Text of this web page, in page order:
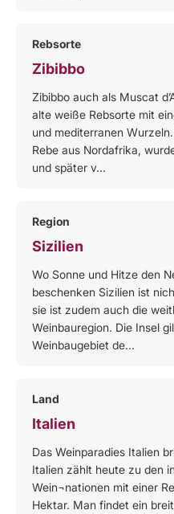
Rebsorte
Zibibbo
Zibibbo auch als Muscat
alte weiße Rebsorte mit
und mediterranen
Rebe aus Nordafrika,
und später v...
Region
Sizilien
Wo Sonne und Hitze den
beschenken Sizilien ist
sie ist zudem auch die
Weinbauregion. Die Insel
Weinbaugebiet de...
Land
Italien
Das Weinparadies Italien
Italien zählt heute zu den
Wein¬nationen mit einer
Hektar. Man findet ein